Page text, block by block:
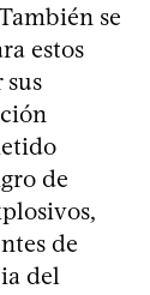
se
estos
de
de
del